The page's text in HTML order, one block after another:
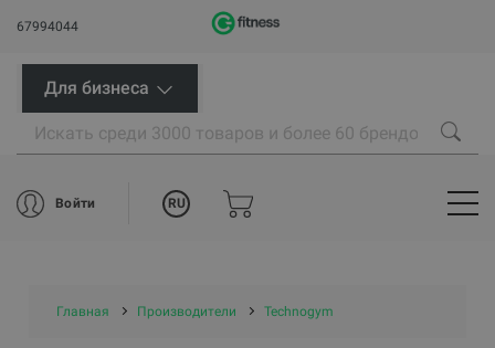
67994044
Для бизнеса
Войти RU
Главная Производители Technogym